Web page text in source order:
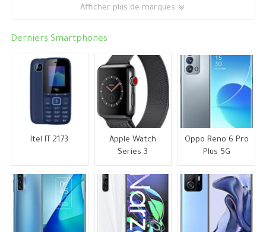
Afficher plus de marques
Derniers Smartphones
Itel IT 2173
Apple Watch
Series 3
Oppo Reno 6 Pro
Plus 5G